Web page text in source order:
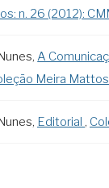
n. 26 (2012):
A
Meira
Editorial ,